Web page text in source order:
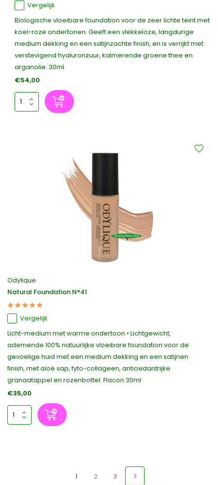
Vergelijk
Biologische vloeibare foundation voor de zeer lichte teint met
koel-roze ondertonen. Geeft een vlekkeloze, langdurige
medium dekking en een satijnzachte finish, en is verrijkt met
verstevigend hyaluronzuur, kalmerende groene thee en
arganolie. 30ml
€54,00
Odylique
Natural Foundation N°41
Vergelijk
Licht-medium met warme ondertoon • Lichtgewicht,
ademende 100% natuurlijke vloeibare foundation voor de
gevoelige huid met een medium dekking en een satijnen
finish, met aloë sap, fyto-collageen, antioxidantrijke
granaatappel en rozenbottel. Flacon 30ml
€35,00
1 2 3